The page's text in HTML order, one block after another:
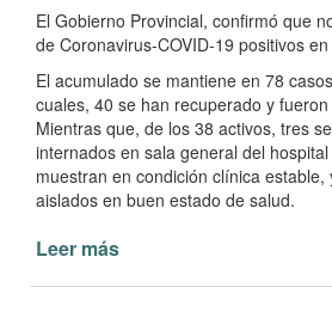
El Gobierno Provincial, confirmó que
de Coronavirus-COVID-19 positivos
El acumulado se mantiene en 78
cuales, 40 se han recuperado y
Mientras que, de los 38 activos, tres
internados en sala general del
muestran en condición clínica
aislados en buen estado de salud.
Leer más